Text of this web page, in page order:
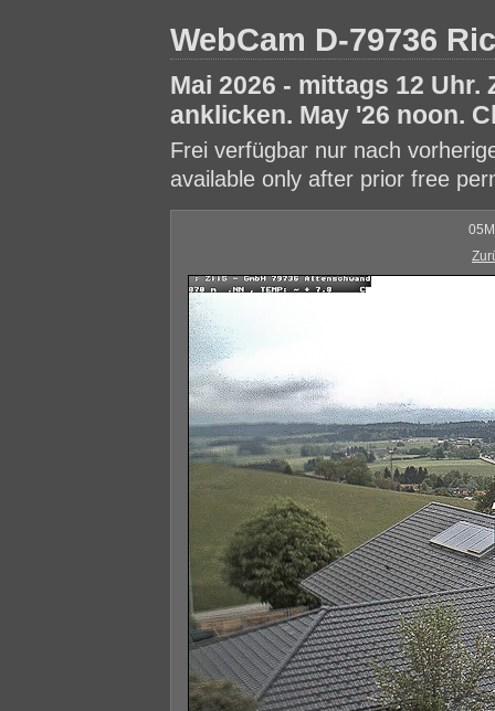
WebCam D-79736
Mai 2026 - mittags 12
anklicken. May '26 noon.
Frei verfügbar nur nach
available only after prior free